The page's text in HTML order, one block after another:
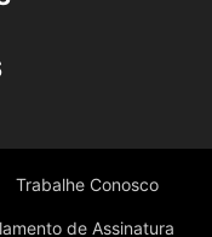
Trabalhe Conosco
de Assinatura